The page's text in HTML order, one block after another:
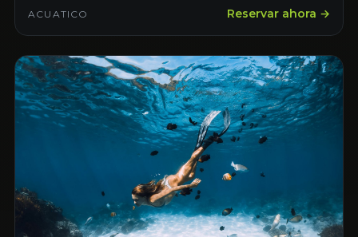
ACUATICO Reservar ahora →